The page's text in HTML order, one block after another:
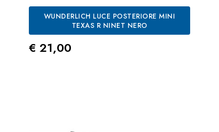
WUNDERLICH LUCE POSTERIORE MINI
TEXAS R NINET NERO
Prezzo
€ 21,00